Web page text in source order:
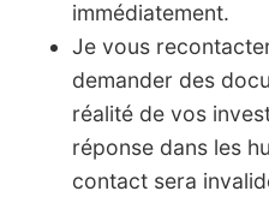
immédiatement.
Je vous
demander des
réalité de vos
réponse dans les
contact sera